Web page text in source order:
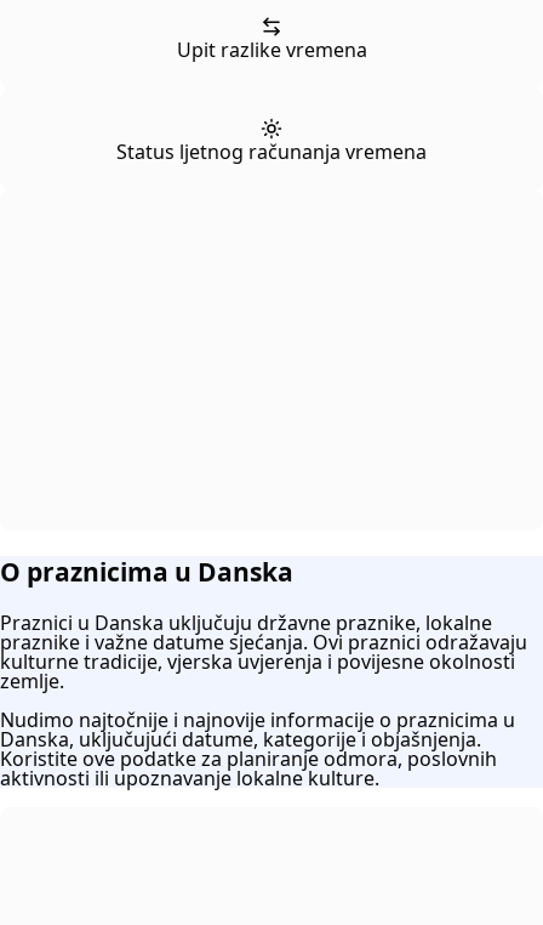
Upit razlike vremena
Status ljetnog računanja vremena
O praznicima u Danska
Praznici u Danska uključuju državne praznike, lokalne
praznike i važne datume sjećanja. Ovi praznici odražavaju
kulturne tradicije, vjerska uvjerenja i povijesne okolnosti
zemlje.
Nudimo najtočnije i najnovije informacije o praznicima u
Danska, uključujući datume, kategorije i objašnjenja.
Koristite ove podatke za planiranje odmora, poslovnih
aktivnosti ili upoznavanje lokalne kulture.